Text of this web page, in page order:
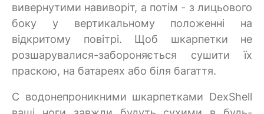
вивернутими навиворіт, а потім - з лицьового
боку у вертикальному положенні на
відкритому повітрі. Щоб шкарпетки не
розшарувалися-забороняється сушити їх
праскою, на батареях або біля багаття.
C водонепроникними шкарпетками DexShell